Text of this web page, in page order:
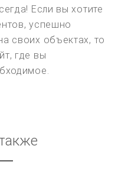
Если вы хотите
успешно
своих объектах, то
где вы